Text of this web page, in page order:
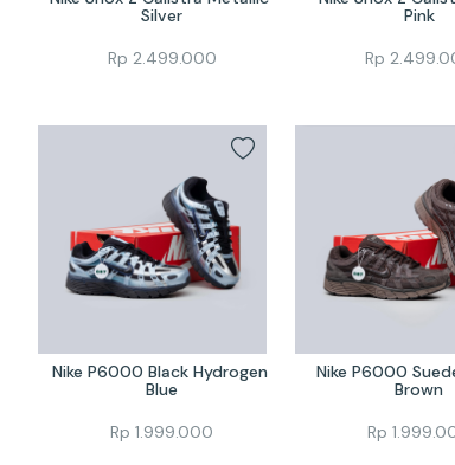
Silver
Rp 2.499.000
Pink
Rp
Nike P6000 Black Hydrogen
Blue
Rp1.999.000
Nike P6000
Brown
Rp